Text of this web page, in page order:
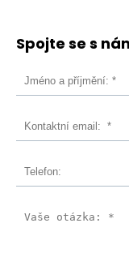
Spojte se s